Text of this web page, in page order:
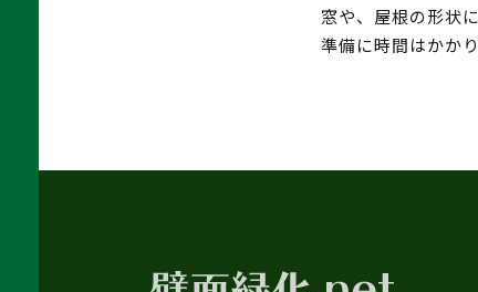
窓や、屋根の形状
準備に時間はかか